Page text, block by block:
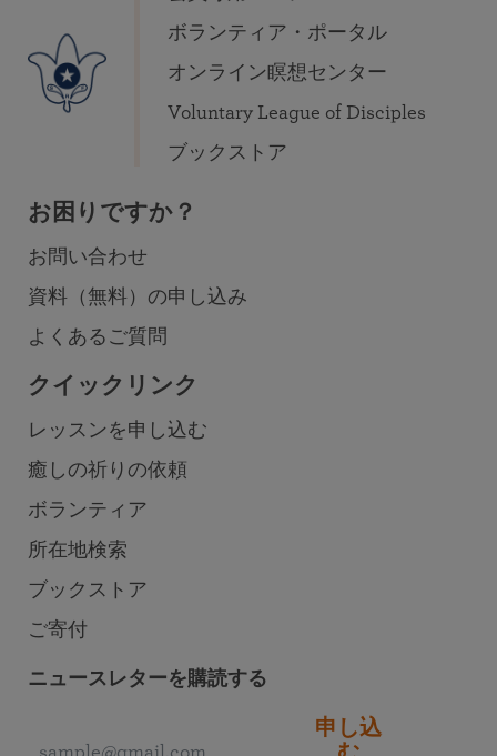
ボランティア・ポータル
オンライン瞑想センター
Voluntary League of Disciples
ブックストア
お困りですか？
お問い合わせ
資料（無料）の申し込み
よくあるご質問
クイックリンク
レッスンを申し込む
癒しの祈りの依頼
ボランティア
所在地検索
ブックストア
ご寄付
ニュースレターを購読する
申し込